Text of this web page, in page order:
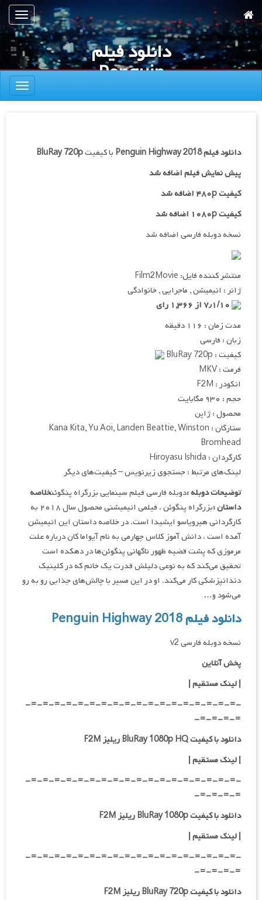
به
محتوای
اصلی
ناوبری
دانلود فیلم
Penguin
Highway 2018
ناوبری
دانلود فیلمPenguin Highway 2018 با کیفیتBluRay 720p
پیش نمایش فیلم اضافه شد
کیفیت ۴۸۰p اضافه شد
کیفیت ۱۰۸۰p اضافه شد
نسخه دوبله فارسی اضافه شد
منتشر کننده فایل: Film2Movie
ژانر : انیمیشن , ماجرایی , خانوادگی
مدت زمان : ۱۱۶ دقیقه
زبان : فارسی
کیفیت : BluRay 720p
فرمت : MKV
انکودر : F2M
حجم : ۹۳۰ مگابایت
محصول : ژاپن
ستارگان : Kana Kita, Yu Aoi, Landen Beattie, Winston
Bromhead
کارگردان : Hiroyasu Ishida
لینک‌های مرتبط : جستجوی زیرنویس – کیفیت‌های دیگر
توضیحات دوبله :دوبله فارسی فیلم سینمایی بزرگراه پنگوئنخلاصه
داستان :
بزرگراه پنگوئن ، فیلمی انیمیشنی محصول سال ۲۰۱۸ به
کارگردانی هیرویاسو ایشیدا است. در خلاصه داستان این انیمیشن
آمده است ، دانش آموز کلاس چهارمی به نام آیواما کان درباره علت
مرموزی که پشت قضیه ظهور ناگهانی پنگوئن‌ها در دهکده است
تحقیق می‌کند که به نوعی دلیلش قدرت یک خانم که در کلینیک
دندانپزشکی کار می‌کند. او در این مسیر با چالش‌های جذابی رو به رو
می‌شود و…
دانلود فیلم Penguin Highway 2018
نسخه دوبله فارسی v2
پخش آنلاین
| لینک مستقیم|
-=-=-=-=-=-=-=-=-=-=-=-=-=-=-=-=-=-=-
=-=-=-=-
دانلود با کیفیت BluRay 1080p HQ ریلیز F2M
|لینک مستقیم|
-=-=-=-=-=-=-=-=-=-=-=-=-=-=-=-=-=-=-
=-=-=-=-
دانلود با کیفیت BluRay 1080p ریلیز F2M
|لینک مستقیم|
-=-=-=-=-=-=-=-=-=-=-=-=-=-=-=-=-=-=-
=-=-=-=-
دانلود با کیفیت BluRay 720p ریلیز F2M